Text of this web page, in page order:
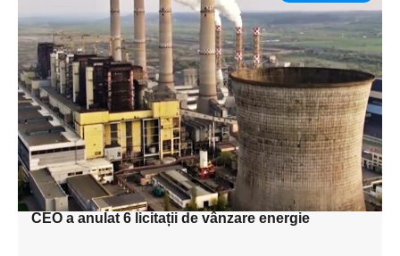
Adaugă aici textul pentru
subtitluAdaugă aici
textul pentru
subtitluAdaugă aici
textul pentru
subtitluAdaugă aici
textul pentru subti
CEO a anulat 6 licitații de vânzare energie